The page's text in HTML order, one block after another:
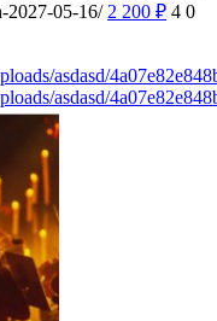
2027-05-16/ 2 200 ₽ 4 0
asdasd/
asdasd/